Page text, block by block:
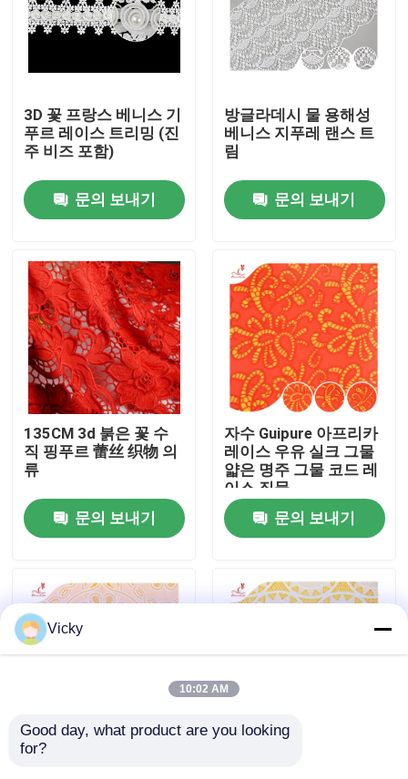
제품
우리에 대하여
공장 여행
품질 관리
연락주세요
인용문을 요구하세요
Exhibition Information
3D 꽃 프랑스 베니스 기
푸르 레이스 트리밍 (진
주 비즈 포함)
문의 보내기
방글라데시 물 용해성
베니스 지푸레 랜스 트
림
문의 보내기
135CM 3d 붉은 꽃 수
직 핑푸르 蕾丝 织物 의
류
문의 보내기
자수 Guipure 아프리카
레이스 우유 실크 그물
얇은 명주 그물 코드 레
이스 직물
문의 보내기
명부 기퓌르 레이스 끈
Vicky
10:02 AM
Good day, what product are you looking
for?